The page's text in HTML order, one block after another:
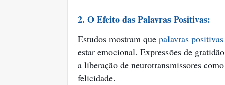
2. O Efeito das Palavras Positivas:
Estudos mostram que palavras positivas
estar emocional. Expressões de
a liberação de neurotransmissores
felicidade.